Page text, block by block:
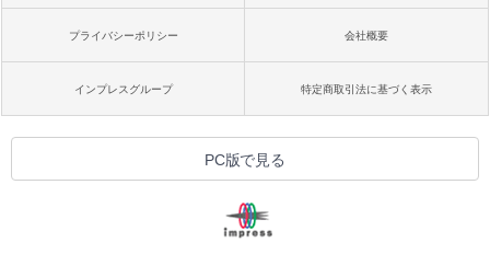
プライバシーポリシー 会社概要
インプレスグループ 特定商取引法に基づく表示
PC版で見る